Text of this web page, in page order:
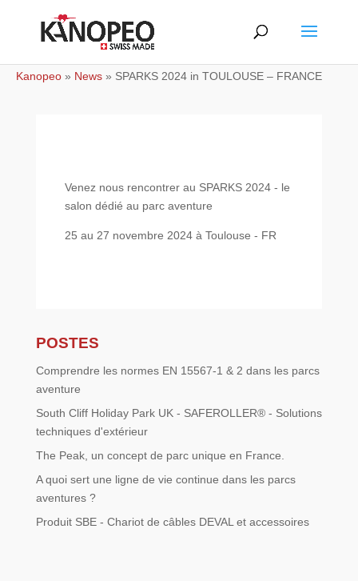
Kanopeo » News » SPARKS 2024 in TOULOUSE – FRANCE
Venez nous rencontrer au SPARKS 2024 - le
salon dédié au parc aventure
25 au 27 novembre 2024 à Toulouse - FR
POSTES
Comprendre les normes EN 15567-1 & 2 dans les parcs
aventure
South Cliff Holiday Park UK - SAFEROLLER® - Solutions
techniques d'extérieur
The Peak, un concept de parc unique en France.
A quoi sert une ligne de vie continue dans les parcs
aventures ?
Produit SBE - Chariot de câbles DEVAL et accessoires